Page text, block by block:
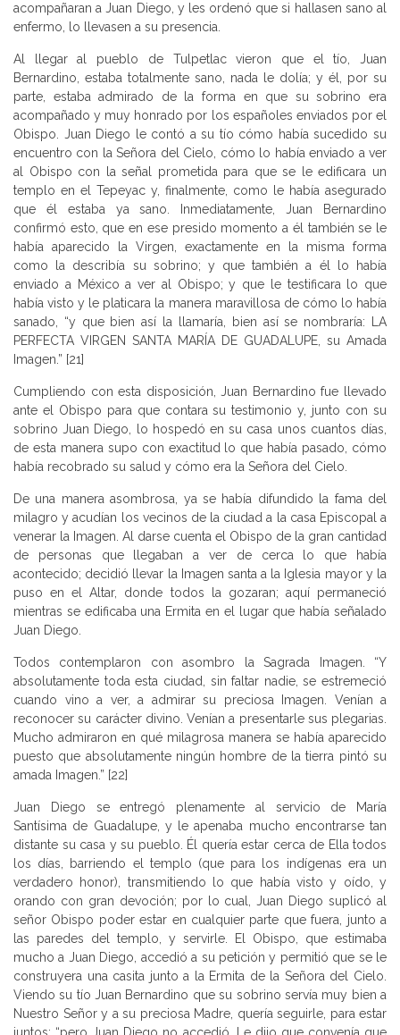
acompañaran a Juan Diego, y les ordenó que si hallasen sano al
enfermo, lo llevasen a su presencia.
Al llegar al pueblo de Tulpetlac vieron que el tío, Juan
Bernardino, estaba totalmente sano, nada le dolía; y él, por su
parte, estaba admirado de la forma en que su sobrino era
acompañado y muy honrado por los españoles enviados por el
Obispo. Juan Diego le contó a su tío cómo había sucedido su
encuentro con la Señora del Cielo, cómo lo había enviado a ver
al Obispo con la señal prometida para que se le edificara un
templo en el Tepeyac y, finalmente, como le había asegurado
que él estaba ya sano. Inmediatamente, Juan Bernardino
confirmó esto, que en ese presido momento a él también se le
había aparecido la Virgen, exactamente en la misma forma
como la describía su sobrino; y que también a él lo había
enviado a México a ver al Obispo; y que le testificara lo que
había visto y le platicara la manera maravillosa de cómo lo había
sanado, “y que bien así la llamaría, bien así se nombraría: LA
PERFECTA VIRGEN SANTA MARÍA DE GUADALUPE, su Amada
Imagen.” [21]
Cumpliendo con esta disposición, Juan Bernardino fue llevado
ante el Obispo para que contara su testimonio y, junto con su
sobrino Juan Diego, lo hospedó en su casa unos cuantos días,
de esta manera supo con exactitud lo que había pasado, cómo
había recobrado su salud y cómo era la Señora del Cielo.
De una manera asombrosa, ya se había difundido la fama del
milagro y acudían los vecinos de la ciudad a la casa Episcopal a
venerar la Imagen. Al darse cuenta el Obispo de la gran cantidad
de personas que llegaban a ver de cerca lo que había
acontecido; decidió llevar la Imagen santa a la Iglesia mayor y la
puso en el Altar, donde todos la gozaran; aquí permaneció
mientras se edificaba una Ermita en el lugar que había señalado
Juan Diego.
Todos contemplaron con asombro la Sagrada Imagen. “Y
absolutamente toda esta ciudad, sin faltar nadie, se estremeció
cuando vino a ver, a admirar su preciosa Imagen. Venían a
reconocer su carácter divino. Venían a presentarle sus plegarias.
Mucho admiraron en qué milagrosa manera se había aparecido
puesto que absolutamente ningún hombre de la tierra pintó su
amada Imagen.” [22]
Juan Diego se entregó plenamente al servicio de María
Santísima de Guadalupe, y le apenaba mucho encontrarse tan
distante su casa y su pueblo. Él quería estar cerca de Ella todos
los días, barriendo el templo (que para los indígenas era un
verdadero honor), transmitiendo lo que había visto y oído, y
orando con gran devoción; por lo cual, Juan Diego suplicó al
señor Obispo poder estar en cualquier parte que fuera, junto a
las paredes del templo, y servirle. El Obispo, que estimaba
mucho a Juan Diego, accedió a su petición y permitió que se le
construyera una casita junto a la Ermita de la Señora del Cielo.
Viendo su tío Juan Bernardino que su sobrino servía muy bien a
Nuestro Señor y a su preciosa Madre, quería seguirle, para estar